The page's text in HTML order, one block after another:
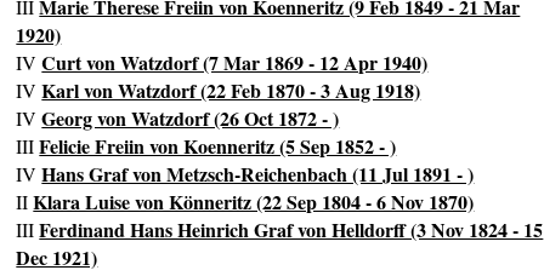
IIIMarie Therese Freiin von Koenneritz (9 Feb 1849 - 21 Mar
1920)
IVCurt von Watzdorf (7 Mar 1869 - 12 Apr 1940)
IVKarl von Watzdorf (22 Feb 1870 - 3 Aug 1918)
IVGeorg von Watzdorf (26 Oct 1872 - )
IIIFelicie Freiin von Koenneritz (5 Sep 1852 - )
IVHans Graf von Metzsch-Reichenbach (11 Jul 1891 - )
IIKlara Luise von Könneritz (22 Sep 1804 - 6 Nov 1870)
IIIFerdinand Hans Heinrich Graf von Helldorff (3 Nov 1824 - 15
Dec 1921)